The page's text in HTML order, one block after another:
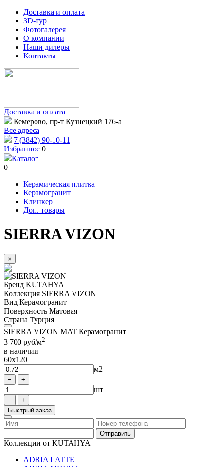
Доставка и оплата
3D-тур
Фотогалерея
О компании
Наши дилеры
Контакты
Доставка и оплата
Кемерово, пр-т Кузнецкий 176-а
Все адреса
7 (3842) 90-10-11
Избранное 0
Каталог
0
Керамическая плитка
Керамогранит
Клинкер
Доп. товары
SIERRA VIZON
×
Бренд KUTAHYA
Коллекция SIERRA VIZON
Вид Керамогранит
Поверхность Матовая
Страна Турция
SIERRA VIZON MAT Керамогранит
3 700 руб/м2
в наличии
60x120
м2
шт
Быстрый заказ
Коллекции от KUTAHYA
ADRIA LATTE